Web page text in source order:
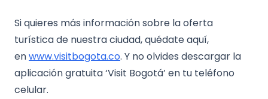
Si quieres más información sobre la oferta
turística de nuestra ciudad, quédate aquí,
enwww.visitbogota.co. Y no olvides descargar la
aplicación gratuita ‘Visit Bogotá’ en tu teléfono
celular.